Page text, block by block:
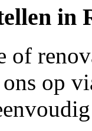
of
ons op